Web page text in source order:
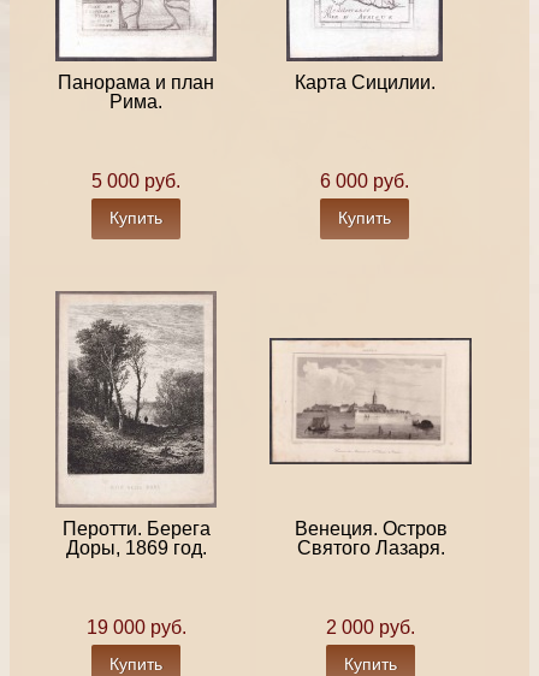
Панорама и план
Рима.
5 000 руб.
Купить
Карта Сицилии.
6 000 руб.
Купить
Перотти. Берега
Доры, 1869 год.
19 000 руб.
Купить
Венеция. Остров
Святого Лазаря.
2 000 руб.
Купить